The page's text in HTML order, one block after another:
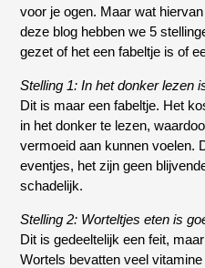
voor je ogen. Maar wat
deze blog hebben we 5
gezet of het een fabeltje is of
Stelling 1: In het donker lezen
Dit is maar een fabeltje. Het
in het donker te lezen,
vermoeid aan kunnen voelen.
eventjes, het zijn geen
schadelijk.
Stelling 2: Worteltjes eten is
Dit is gedeeltelijk een feit,
Wortels bevatten veel